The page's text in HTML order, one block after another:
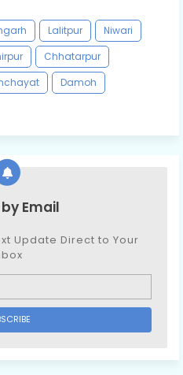
Lalitpur
Niwari
Chhatarpur
Damoh
Email
Update Direct to Your